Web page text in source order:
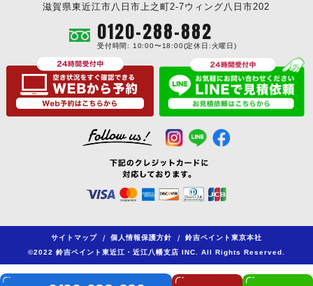
滋賀県東近江市八日市上之町2-7ウィング八日市202
0120-288-882
受付時間: 10:00〜18:00(定休日:火曜日)
サイトマップ / 個人情報保護方針 /
鈴吉ペイント東京本社
©2022 鈴吉ペイント東近江・近江八幡支店 INC. All Rights Reserved.